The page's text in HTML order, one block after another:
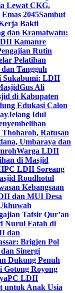
Lewat CKG,
2045Sambut
Bakti
dan Kramatwatu:
Kamanre
Rutin
Pelatihan
Tangguh
Sukabumi: LDII
Gus Ali
di Kabupaten
Edukasi Calon
Jelang Idul
Ratusan
Umbaraya dan
Warga LDII
di Masjid
PC LDII Soreang
Roudhotul
Kebangsaan
dan MUI Desa
Tafsir Qur’an
Nurul Fatah di
dan
Brigjen Pol
Sinergi
Dukung Penuh
Royong
PC LDII
untuk Anak Usia